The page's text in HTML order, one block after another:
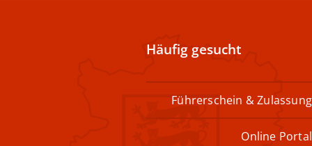
Häufig gesucht
Führerschein & Zulassung
Online Portal